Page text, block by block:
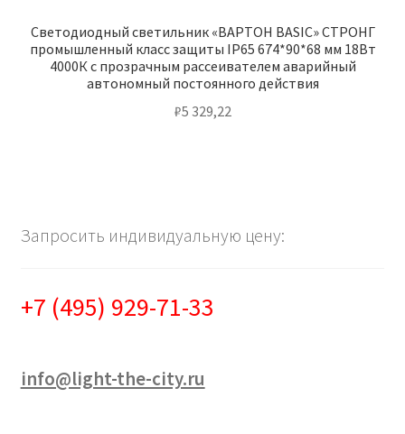
Светодиодный светильник «ВАРТОН BASIC» СТРОНГ
промышленный класс защиты IP65 674*90*68 мм 18Вт
4000К с прозрачным рассеивателем аварийный
автономный постоянного действия
₽5 329,22
Запросить индивидуальную цену:
+7 (495) 929-71-33
info@light-the-city.ru